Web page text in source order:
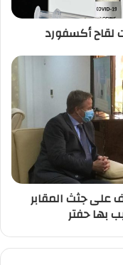
لقاح أكسفورد
على جثث المقابر
بها حفتر